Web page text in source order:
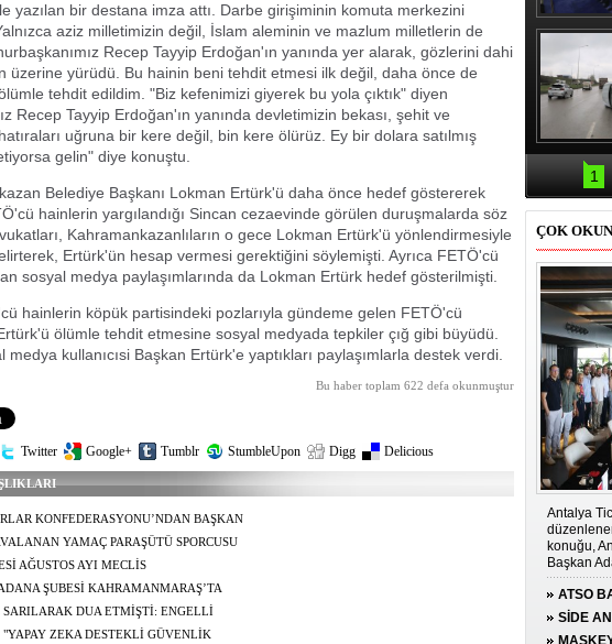
yazılan bir destana imza attı. Darbe girişiminin komuta merkezini
aziz milletimizin değil, İslam aleminin ve mazlum milletlerin de
Recep Tayyip Erdoğan'ın yanında yer alarak, gözlerini dahi
üzerine yürüdü. Bu hainin beni tehdit etmesi ilk değil, daha önce de
tehdit edildim. "Biz kefenimizi giyerek bu yola çıktık" diyen
Recep Tayyip Erdoğan'ın yanında devletimizin bekası, şehit ve
uğruna bir kere değil, bin kere ölürüz. Ey bir dolara satılmış
gelin" diye konuştu.
Belediye Başkanı Lokman Ertürk'ü daha önce hedef göstererek
hainlerin yargılandığı Sincan cezaevinde görülen duruşmalarda söz
Kahramankazanlıların o gece Lokman Ertürk'ü yönlendirmesiyle
Ertürk'ün hesap vermesi gerektiğini söylemişti. Ayrıca FETÖ'cü
sosyal medya paylaşımlarında da Lokman Ertürk hedef gösterilmişti.
hainlerin köpük partisindeki pozlarıyla gündeme gelen FETÖ'cü
ölümle tehdit etmesine sosyal medyada tepkiler çığ gibi büyüdü.
kullanıcısi Başkan Ertürk'e yaptıkları paylaşımlarla destek verdi.
Bu haber toplam 622 defa okunmuştur
Twitter Google+ Tumblr StumbleUpon Digg Delicious
KONFEDERASYONU’NDAN BAŞKAN
EN BAŞARILI BELEDİYE BAŞKANI’
YAMAÇ PARAŞÜTÜ SPORCUSU
İNDİ
AĞUSTOS AYI MECLİS
FİLOSUNUN GÜÇLENDİRİLMESİNE
ALINDI
ŞUBESİ KAHRAMANMARAŞ’TA
DUA ETMİŞTİ: ENGELLİ
GERÇEK OLUYOR
"YAPAY ZEKA DESTEKLİ GÜVENLİK
Erbaş,
Veli
teravih
1
ÇOK
Antalya
konuğu,
Başkan
ATSO
SİDE